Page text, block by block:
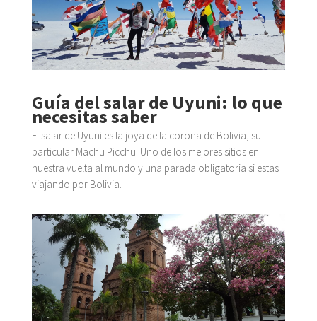
Guía del salar de Uyuni: lo que
necesitas saber
El salar de Uyuni es la joya de la corona de Bolivia, su
particular Machu Picchu. Uno de los mejores sitios en
nuestra vuelta al mundo y una parada obligatoria si estas
viajando por Bolivia.